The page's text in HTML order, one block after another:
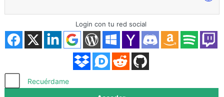
Acceder
Login con tu red social
Recuérdame